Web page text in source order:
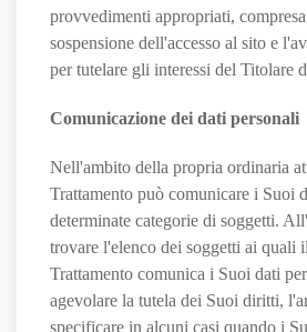
provvedimenti appropriati,
sospensione dell'accesso al sito e
per tutelare gli interessi del Titolare
Comunicazione dei dati personali
Nell'ambito della propria ordinaria
Trattamento può comunicare i Suoi
determinate categorie di soggetti.
trovare l'elenco dei soggetti ai quali
Trattamento comunica i Suoi dati
agevolare la tutela dei Suoi diritti,
specificare in alcuni casi quando i